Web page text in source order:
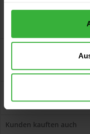
Deckvermögen
Jetzt Bewertungen zum
Kunden kauften auch